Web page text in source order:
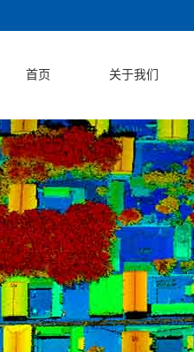
首页 关于我们